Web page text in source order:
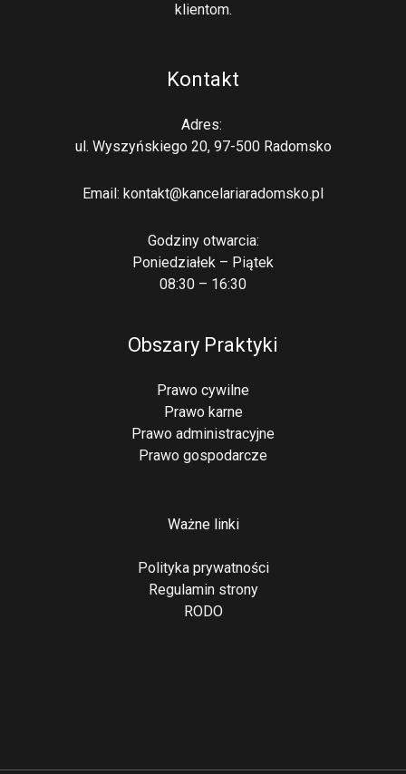
klientom.
Kontakt
Adres:
ul. Wyszyńskiego 20, 97-500 Radomsko
Email: kontakt@kancelariaradomsko.pl
Godziny otwarcia:
Poniedziałek – Piątek
08:30 – 16:30
Obszary Praktyki
Prawo cywilne
Prawo karne
Prawo administracyjne
Prawo gospodarcze
Ważne linki
Polityka prywatności
Regulamin strony
RODO